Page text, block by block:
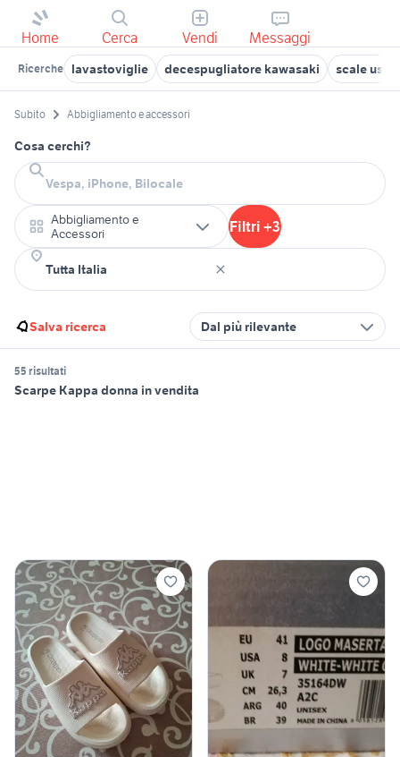
Home Cerca Vendi Messaggi
Ricerche lavastoviglie decespugliatore kawasaki scale
Subito Abbigliamento e accessori
Cosa cerchi?
Abbigliamento e
Accessori
Filtri +3
Salva ricerca Dal più rilevante
55 risultati
Scarpe Kappa donna in vendita